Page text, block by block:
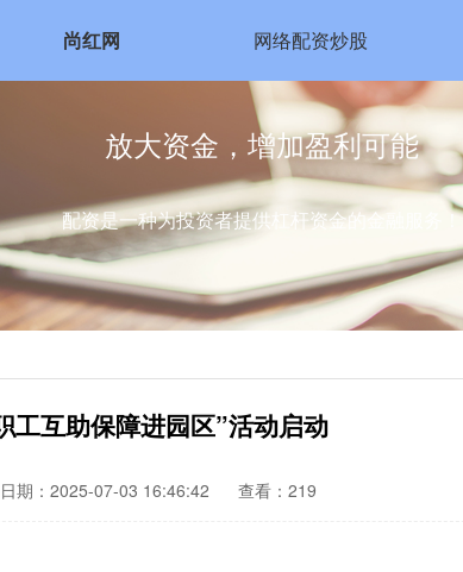
尚红网 网络配资炒股
放大资金，增加盈利可能
配资是一种为投资者提供杠杆资金的金融服务！
工互助保障进园区”活动启动
日期：2025-07-03 16:46:42 查看：219